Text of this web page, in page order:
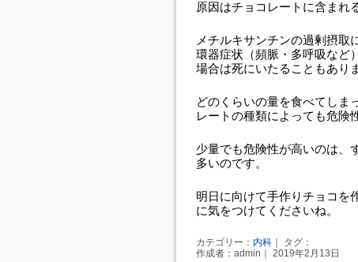
原因はチョコレートに含まれ
メチルキサンチンの過剰摂取
環器症状（頻脈・多呼吸など
場合は死にいたることもあり
どのくらいの量を食べてしま
レートの種類によっても危険
少量でも危険性が高いのは、
多いのです。
明日に向けて手作りチョコを
に気をつけてくださいね。
カテゴリー： 内科 ｜ タグ：
作成者：admin｜ 2019年2月13日